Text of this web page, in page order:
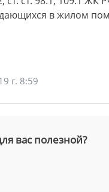
в жилом
г. 8:59
вас полезной?